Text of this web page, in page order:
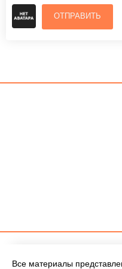
ОТПРАВИТЬ
Все материалы